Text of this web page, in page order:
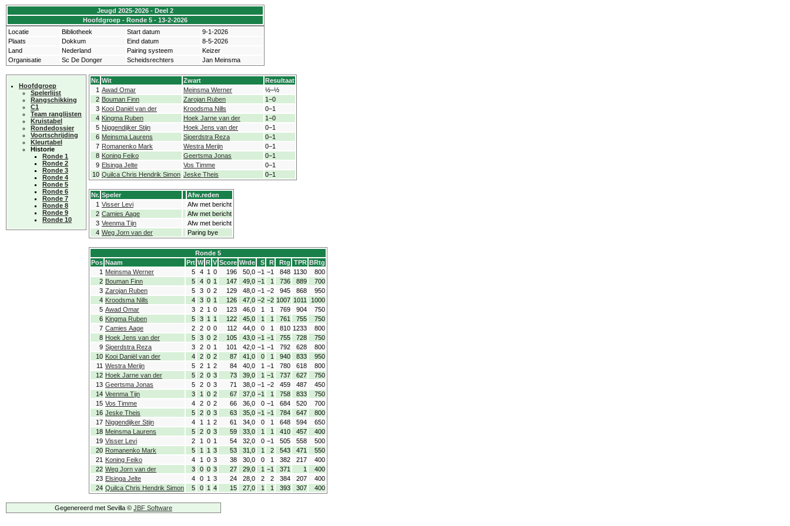
Jeugd 2025-2026 - Deel 2
Hoofdgroep - Ronde 5 - 13-2-2026
Locatie
Bibliotheek Start datum
9-1-2026
Plaats
Dokkum Eind datum
8-5-2026
Land
Nederland Pairing systeem
Keizer
Organisatie
Sc De Donger Scheidsrechters Jan Meinsma
Hoofdgroep
Spelerlijst
Rangschikking
C1
Team ranglijsten
Kruistabel
Rondedossier
Voortschrijding
Kleurtabel
Historie
Ronde 1
Ronde 2
Ronde 3
Ronde 4
Ronde 5
Ronde 6
Ronde 7
Ronde 8
Ronde 9
Ronde 10
Nr. Wit Zwart
Resultaat
1 Awad Omar Meinsma Werner
½−½
2 Bouman Finn Zarojan Ruben
1−0
3 Kooi Daniël van der Kroodsma Nills
0−1
4 Kingma Ruben Hoek Jarne van der
1−0
5 Niggendijker Stijn Hoek Jens van der
0−1
6 Meinsma Laurens Sjoerdstra Reza
0−1
7 Romanenko Mark Westra Merijn
0−1
8 Koning Feiko Geertsma Jonas
0−1
9 Elsinga Jelte Vos Timme
0−1
10 Quilca Chris Hendrik Simon Jeske Theis 0−1
Nr. Speler
Afw.reden
1 Visser Levi
Afw met bericht
2 Camies Aage
Afw met bericht
3 Veenma Tijn
Afw met bericht
4 Weg Jorn van der Paring bye
Ronde 5
Pos Naam Prt W R V Score Wrde S R Rtg TPR BRtg
1 Meinsma Werner 5 4 1 0 196 50,0 −1 −1 848 1130
800
2 Bouman Finn 5 4 0 1 147 49,0 −1 1 736 889
700
3 Zarojan Ruben 5 3 0 2 129 48,0 −1 −2 945 868
950
4 Kroodsma Nills 4 3 0 1 126 47,0 −2 −2 1007 1011
1000
5 Awad Omar 3 2 1 0 123 46,0 1 1 769 904
750
6 Kingma Ruben 5 3 1 1 122 45,0 1 1 761 755
750
7 Camies Aage 2 2 0 0 112 44,0 0 1 810 1233
800
8 Hoek Jens van der 5 3 0 2 105 43,0 −1 −1 755 728
750
9 Sjoerdstra Reza 3 2 0 1 101 42,0 −1 −1 792 628
800
10 Kooi Daniël van der 4 2 0 2 87 41,0 0 1 940 833
950
11 Westra Merijn 5 2 1 2 84 40,0 1 −1 780 618
800
12 Hoek Jarne van der 5 2 0 3 73 39,0 1 −1 737 627
750
13 Geertsma Jonas 5 2 0 3 71 38,0 −1 −2 459 487
450
14 Veenma Tijn 3 1 0 2 67 37,0 −1 1 758 833
750
15 Vos Timme 4 2 0 2 66 36,0 0 −1 684 520
700
16 Jeske Theis 5 2 0 3 63 35,0 −1 −1 784 647
800
17 Niggendijker Stijn 4 1 1 2 61 34,0 0 1 648 594
650
18 Meinsma Laurens 5 2 0 3 59 33,0 1 1 410 457
400
19 Visser Levi 2 1 0 1 54 32,0 0 −1 505 558
500
20 Romanenko Mark 5 1 1 3 53 31,0 1 2 543 471
550
21 Koning Feiko 4 1 0 3 38 30,0 0 1 382 217
400
22 Weg Jorn van der 3 0 0 3 27 29,0 1 −1 371 1
400
23 Elsinga Jelte 4 0 1 3 24 28,0 2 2 384 207
400
24 Quilca Chris Hendrik Simon 5 0 1 4 15 27,0 1 1 393 307 400
Gegenereerd met Sevilla © JBF Software